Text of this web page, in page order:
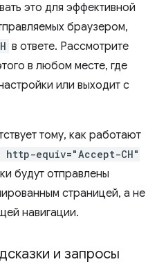
это для эффективной
браузером,
в ответе. Рассмотрите
в любом месте, где
или выходит с
тому, как работают
http-equiv="Accept-CH"
будут отправлены
страницей, а не
навигации.
и запросы